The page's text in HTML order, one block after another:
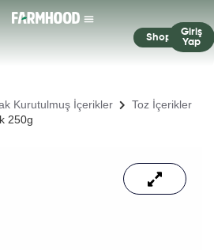
Shop
Giriş
Yap
Kurutulmuş İçerikler
Toz İçerikler
250g